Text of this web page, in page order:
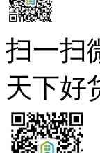
扫一扫
天下好